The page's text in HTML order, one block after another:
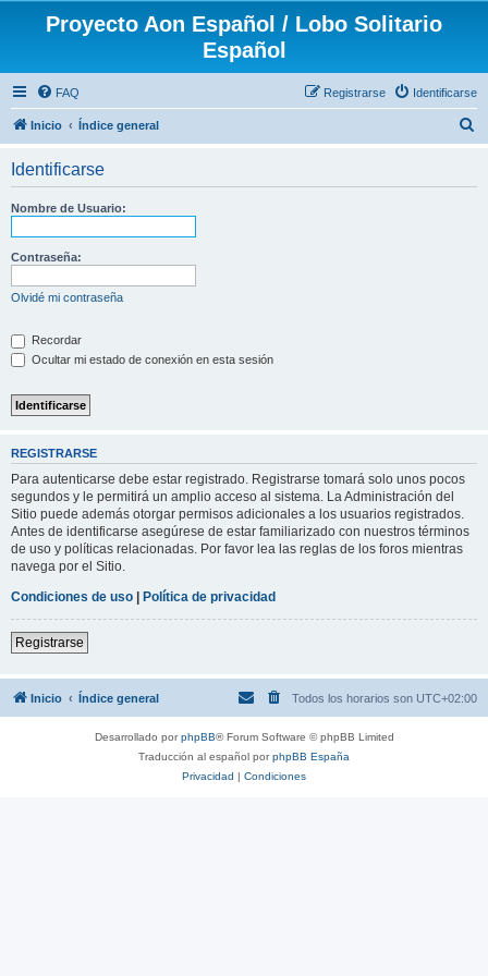
Proyecto Aon Español / Lobo Solitario
Español
FAQ Identificarse
Registrarse
Inicio Índice general
Identificarse
Nombre de Usuario:
Contraseña:
Olvidé mi contraseña
Recordar
Ocultar mi estado de conexión en esta sesión
REGISTRARSE
Para autenticarse debe estar registrado. Registrarse tomará solo unos pocos
segundos y le permitirá un amplio acceso al sistema. La Administración del
Sitio puede además otorgar permisos adicionales a los usuarios registrados.
Antes de identificarse asegúrese de estar familiarizado con nuestros términos
de uso y políticas relacionadas. Por favor lea las reglas de los foros mientras
navega por el Sitio.
Condiciones de uso | Política de privacidad
Registrarse
Inicio Índice general Todos los horarios son UTC+02:00
Desarrollado porphpBB® Forum Software © phpBB Limited
Traducción al español porphpBB España
Privacidad | Condiciones